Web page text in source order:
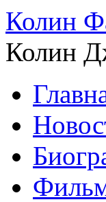
Колин
Колин